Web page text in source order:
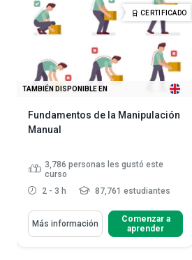
CERTIFICADO
TAMBIÉN DISPONIBLE EN
Fundamentos de la Manipulación
Manual
3,786 personas les gustó este
curso
2 - 3 h
87,761 estudiantes
Más información
Comenzar a
aprender